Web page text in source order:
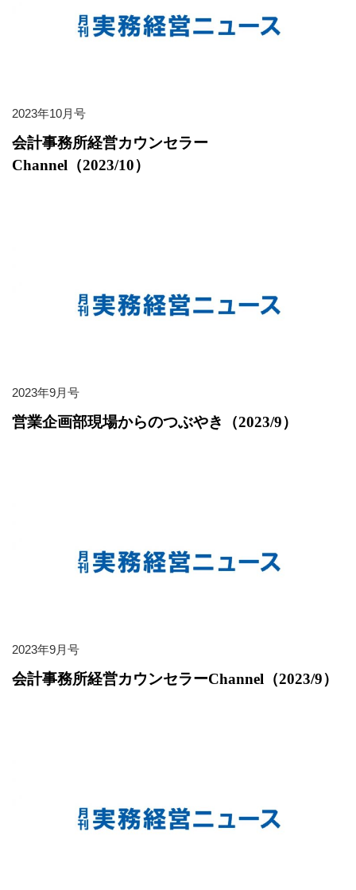
2023年10月号
会計事務所経営カウンセラー
Channel（2023/10）
2023年9月号
営業企画部現場からのつぶやき（2023/9）
2023年9月号
会計事務所経営カウンセラーChannel（2023/9）